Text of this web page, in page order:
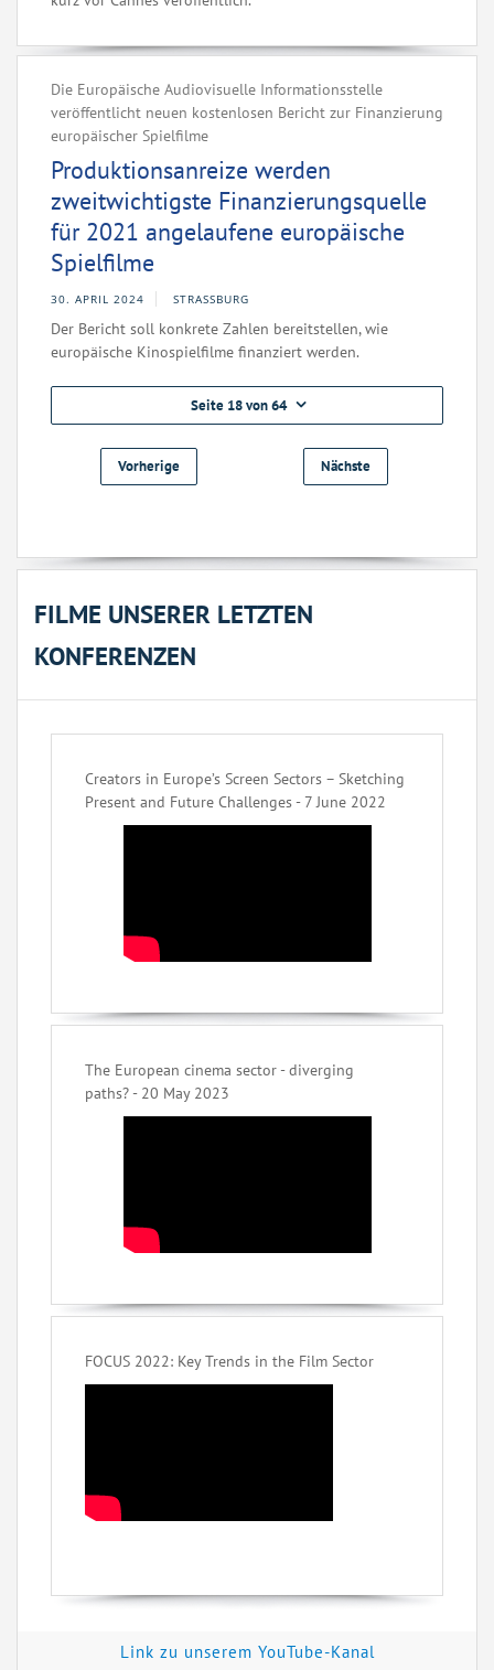
Die Europäische Audiovisuelle Informationsstelle
veröffentlicht neuen kostenlosen Bericht zur Finanzierung
europäischer Spielfilme
Produktionsanreize werden
zweitwichtigste Finanzierungsquelle
für 2021 angelaufene europäische
Spielfilme
30. APRIL 2024 STRASSBURG
Der Bericht soll konkrete Zahlen bereitstellen, wie
europäische Kinospielfilme finanziert werden.
Seite 18 von 64
Vorherige Nächste
FILME UNSERER LETZTEN
KONFERENZEN
Creators in Europe’s Screen Sectors – Sketching
Present and Future Challenges - 7 June 2022
The European cinema sector - diverging
paths? - 20 May 2023
FOCUS 2022: Key Trends in the Film Sector
Link zu unserem YouTube-Kanal